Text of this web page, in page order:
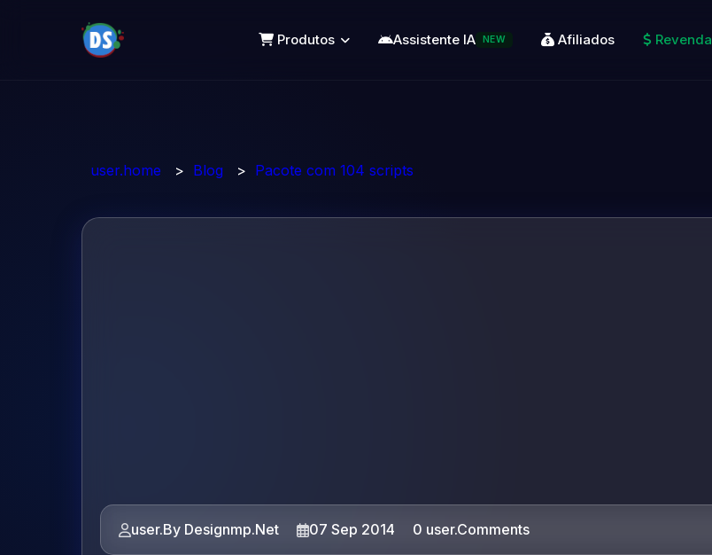
Produtos Assistente IA NEW Afiliados Revenda
user.home > Blog > Pacote com 104 scripts
user.By Designmp.Net 07 Sep 2014 0 user.Comments